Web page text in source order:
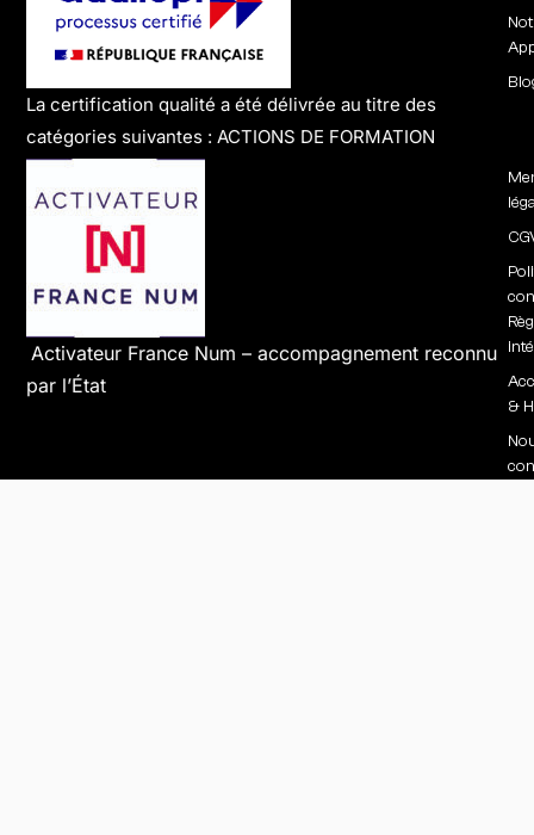
La certification qualité a été délivrée au titre des
catégories suivantes : ACTIONS DE FORMATION
Activateur France Num – accompagnement reconnu
par l’État
&